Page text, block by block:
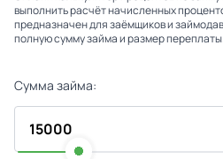
выполнить расчёт начисленных
предназначен для заёмщиков и
полную сумму займа и размер переплаты.
Сумма займа: